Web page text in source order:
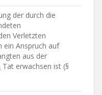
der durch die
Verletzten
ein Anspruch auf
aus der
Tat erwachsen ist (§